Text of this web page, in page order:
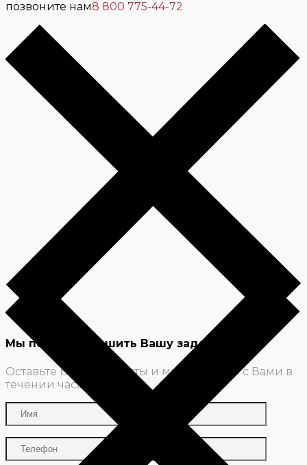
позвоните нам8 800 775-44-72
Мы поможем решить Вашу задачу
Оставьте Ваши контакты и мы свяжемся с Вами в
течении часа